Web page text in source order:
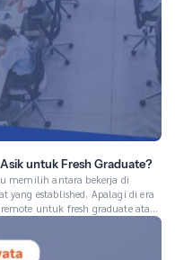
untuk Fresh Graduate?
memilih antara bekerja di
yang established. Apalagi di era
untuk fresh graduate atau
akan membantu kamu
Fenomena “Great